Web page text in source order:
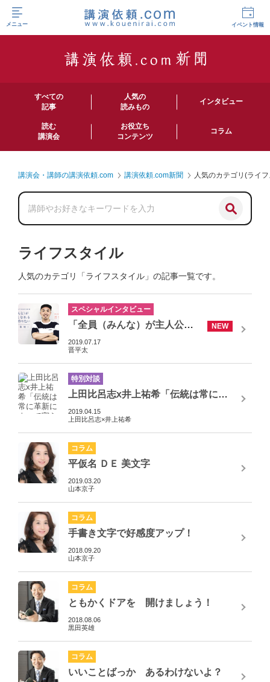
メニュー イベント情報
すべての
記事
人気の
読みもの
インタビュー
読む
講演会
お役立ち
コンテンツ
コラム
講演会・講師の講演依頼.com 講演依頼.com新聞 人気のカテゴリ(ライ
ライフスタイル
人気のカテゴリ「ライフスタイル」の記事一覧です。
スペシャルインタビュー
「全員（みんな）が主人公になれる世の中を作りたい」カリスマラッパー講演家「晋平太」さん1日密着取材！
2019.07.17
晋平太
特別対談
上田比呂志x井上祐希「伝統は常に革新によって守られる」
2019.04.15
上田比呂志×井上祐希
コラム
平仮名 ＤＥ 美文字
2019.03.20
山本京子
コラム
手書き文字で好感度アップ！
2018.09.20
山本京子
コラム
ともかくドアを 開けましょう！
2018.08.06
黒田英雄
コラム
いいことばっか あるわけないよ？